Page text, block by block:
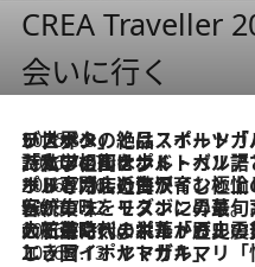
CREA Traveller
会いに行く
2026.8.8
リスボンの絶品スイーツ「パステル・デ・ナタ」とは？ポルトガル伝統の奥深い世界へ
2026.7.27
「私の祖国はポルトガル語です」国民的詩人フェルナンド・ペソアと、彼が愛した文学の街を歩く
2026.7.26
ポルトガル近海が育む極上の海の幸。キリリと冷えた白ワインと愉しむ、シーフード専門店の贅沢
2026.7.22
伝統の味をモダンに昇華。高感度な地元客が集う、リスボンの最旬ガストロノミー
2026.7.21
大航海時代の栄華から、震災、独裁、そして革命へ。ポルトガル・首都リスボンの石
2026.7.13
エッセイ・ヤマザキマリ「慎ましくも美しき国 ポルトガル」